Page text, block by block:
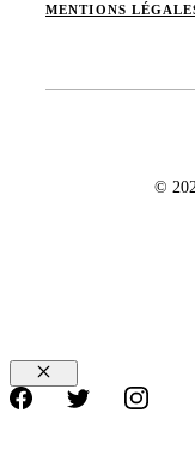
MENTIONS
©
Fermer